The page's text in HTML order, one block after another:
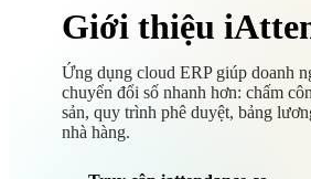
Giới thiệu
Ứng dụng cloud ERP giúp doanh
chuyển đổi số nhanh hơn: chấm
sản, quy trình phê duyệt, bảng
nhà hàng.